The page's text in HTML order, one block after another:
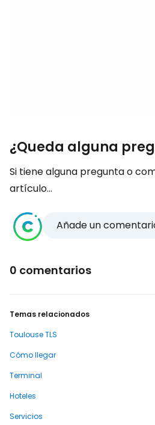
¿Queda alguna
Si tiene alguna pregunta o
artículo...
Añade un
0 comentarios
Temas relacionados
Toulouse TLS
Cómo llegar
Terminal
Hoteles
Servicios